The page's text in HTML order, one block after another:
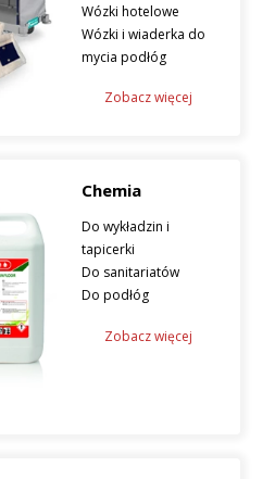
Wózki hotelowe
Wózki i wiaderka do
mycia podłóg
Zobacz więcej
Chemia
Do wykładzin i
tapicerki
Do sanitariatów
Do podłóg
Zobacz więcej